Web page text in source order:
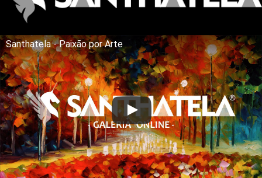
Santhatela - Paixão por Arte